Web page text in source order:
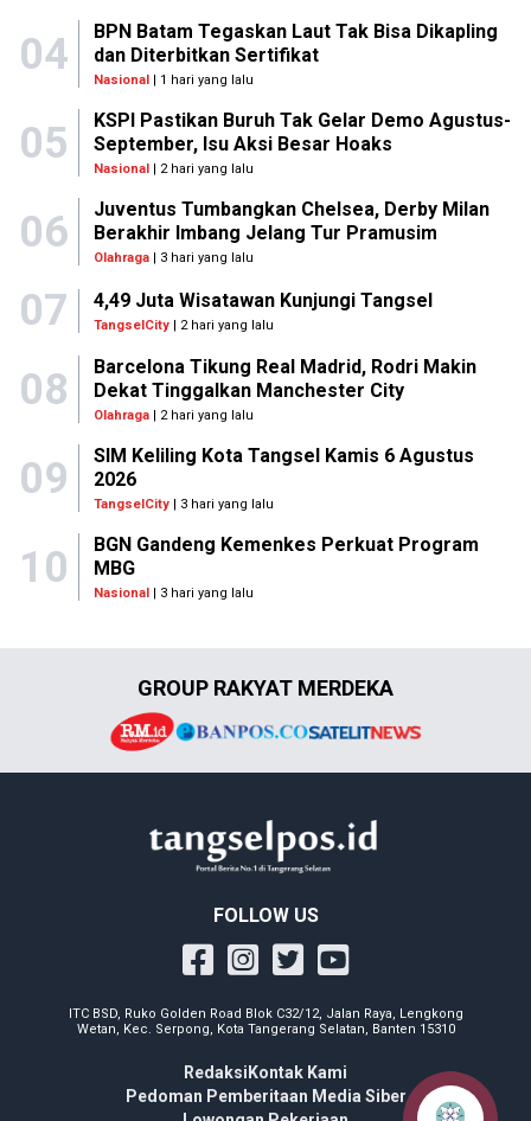
04
BPN Batam Tegaskan Laut Tak Bisa Dikapling
dan Diterbitkan Sertifikat
Nasional| 1 hari yang lalu
05
KSPI Pastikan Buruh Tak Gelar Demo Agustus-
September, Isu Aksi Besar Hoaks
Nasional| 2 hari yang lalu
06
Juventus Tumbangkan Chelsea, Derby Milan
Berakhir Imbang Jelang Tur Pramusim
Olahraga| 3 hari yang lalu
07 4,49 Juta Wisatawan Kunjungi Tangsel
TangselCity | 2 hari yang lalu
08
Barcelona Tikung Real Madrid, Rodri Makin
Dekat Tinggalkan Manchester City
Olahraga| 2 hari yang lalu
09
SIM Keliling Kota Tangsel Kamis 6 Agustus
2026
TangselCity| 3 hari yang lalu
10
BGN Gandeng Kemenkes Perkuat Program
MBG
Nasional| 3 hari yang lalu
GROUP RAKYAT MERDEKA
FOLLOW US
ITC BSD, Ruko Golden Road Blok C32/12, Jalan Raya, Lengkong
Wetan, Kec. Serpong, Kota Tangerang Selatan, Banten 15310
Redaksi Kontak Kami
Pedoman Pemberitaan Media Siber